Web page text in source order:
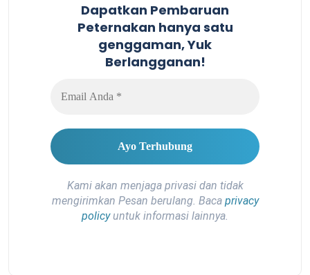
Dapatkan Pembaruan
Peternakan hanya satu
genggaman, Yuk
Berlangganan!
Kami akan menjaga privasi dan tidak
mengirimkan Pesan berulang. Baca privacy
policyuntuk informasi lainnya.